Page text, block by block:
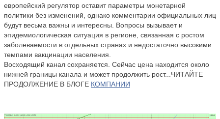
европейский регулятор оставит параметры монетарной
политики без изменений, однако комментарии официальных лиц
будут весьма важны и интересны. Вопросы вызывает и
эпидемиологическая ситуация в регионе, связанная с ростом
заболеваемости в отдельных странах и недостаточно высокими
темпами вакцинации населения.
Восходящий канал сохраняется. Сейчас цена находится около
нижней границы канала и может продолжить рост...ЧИТАЙТЕ
ПРОДОЛЖЕНИЕ В БЛОГЕ КОМПАНИИ